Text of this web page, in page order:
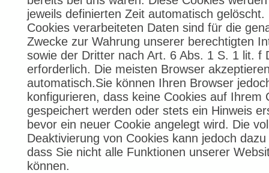
jeweils definierten Zeit automatisch gelöscht.
Cookies verarbeiteten Daten sind für die
Zwecke zur Wahrung unserer berechtigten
sowie der Dritter nach Art. 6 Abs. 1 S. 1 lit. f
erforderlich. Die meisten Browser
automatisch.Sie können Ihren Browser
konfigurieren, dass keine Cookies auf Ihrem
gespeichert werden oder stets ein Hinweis
bevor ein neuer Cookie angelegt wird. Die
Deaktivierung von Cookies kann jedoch
dass Sie nicht alle Funktionen unserer
können.